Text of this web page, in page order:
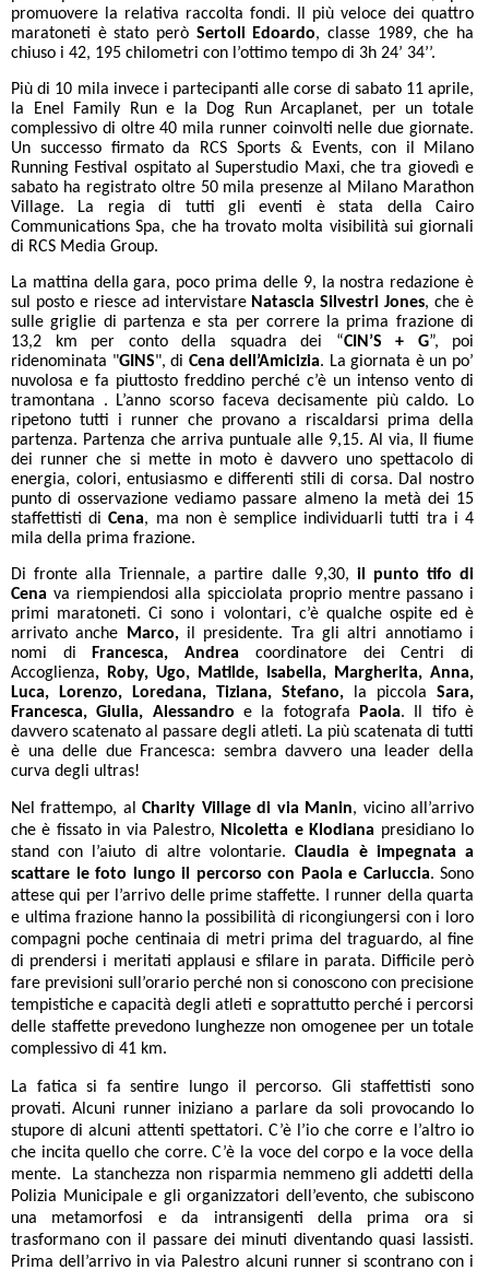
promuovere la relativa raccolta fondi. Il più veloce dei quattro
maratoneti è stato però Sertoli Edoardo, classe 1989, che ha
chiuso i 42, 195 chilometri con l’ottimo tempo di 3h 24’ 34’’.
Più di 10 mila invece i partecipanti alle corse di sabato 11 aprile,
la Enel Family Run e la Dog Run Arcaplanet, per un totale
complessivo di oltre 40 mila runner coinvolti nelle due giornate.
Un successo firmato da RCS Sports & Events, con il
Milano
Running Festival ospitato al Superstudio Maxi, che tra giovedì e
sabato ha registrato oltre 50 mila presenze al Milano Marathon
Village. La regia di tutti gli eventi è stata della Cairo
Communications Spa, che ha trovato molta visibilità sui giornali
di RCS Media Group.
La mattina della gara, poco prima delle 9, la nostra redazione è
sul posto e riesce ad intervistare Natascia Silvestri Jones, che è
sulle griglie di partenza e sta per correre la prima frazione di
13,2 km per conto della squadra dei “CIN’S + G”, poi
ridenominata "GINS", di Cena dell’Amicizia. La giornata è un po’
nuvolosa e fa piuttosto freddino perché c’è un intenso vento di
tramontana . L’anno scorso faceva decisamente più caldo. Lo
ripetono tutti i runner che provano a riscaldarsi prima della
partenza. Partenza che arriva puntuale alle 9,15. Al via, Il fiume
dei runner che si mette in moto è davvero uno spettacolo di
energia, colori, entusiasmo e differenti stili di corsa. Dal nostro
punto di osservazione vediamo passare almeno la metà dei 15
staffettisti diCena, ma non è semplice individuarli tutti tra i 4
mila della prima frazione.
Di fronte alla Triennale, a partire dalle 9,30, il punto tifo di
Cena va riempiendosi alla spicciolata proprio mentre passano i
primi maratoneti. Ci sono i volontari, c’è qualche ospite ed è
arrivato anche
Marco, il presidente. Tra gli altri annotiamo i
nomi di
Francesca, Andrea coordinatore dei Centri di
Accoglienza, Roby, Ugo, Matilde, Isabella, Margherita, Anna,
Luca, Lorenzo, Loredana, Tiziana, Stefano,
la piccola Sara,
Francesca, Giulia, Alessandro e la fotografa Paola. Il tifo è
davvero scatenato al passare degli atleti. La più scatenata di tutti
è una delle due Francesca: sembra davvero una leader della
curva degli ultras!
Nel frattempo, alCharity Village di via Manin, vicino all’arrivo
che è fissato in via Palestro, Nicoletta e Klodiana presidiano lo
stand con l’aiuto di altre volontarie.Claudia è impegnata a
scattare le foto lungo il percorso con Paola e Carluccia. Sono
attese qui per l’arrivo delle prime staffette. I runner della quarta
e ultima frazione hanno la possibilità di ricongiungersi con i loro
compagni poche centinaia di metri prima del traguardo, al fine
di prendersi i meritati applausi e sfilare in parata. Difficile però
fare previsioni sull’orario perché non si conoscono con precisione
tempistiche e capacità degli atleti e soprattutto perché i percorsi
delle staffette prevedono lunghezze non omogenee per un totale
complessivo di 41 km.
La fatica si fa sentire lungo il percorso. Gli staffettisti sono
provati. Alcuni runner iniziano a parlare da soli provocando lo
stupore di alcuni attenti spettatori. C’è l’io che corre e l’altro io
che incita quello che corre. C’è la voce del corpo e la voce della
mente. La stanchezza non risparmia nemmeno gli addetti della
Polizia Municipale e gli organizzatori dell’evento, che subiscono
una metamorfosi e da intransigenti della prima ora si
trasformano con il passare dei minuti diventando quasi lassisti.
Prima dell’arrivo in via Palestro alcuni runner si scontrano con i